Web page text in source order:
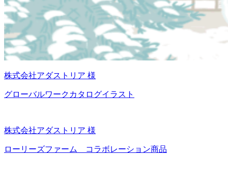
株式会社アダストリア 様
グローバルワークカタログイラスト
株式会社アダストリア 様
ローリーズファーム コラボレーション商品